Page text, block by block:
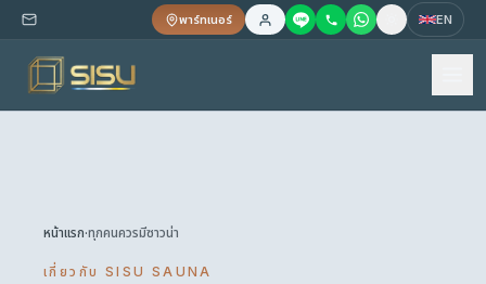
พาร์ทเนอร์ EN
หน้าแรก·ทุกคนควรมีซาวน่า
เกี่ยวกับ SISU SAUNA